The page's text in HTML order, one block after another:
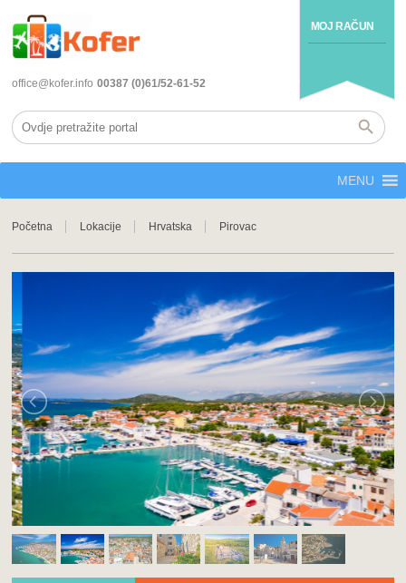
MOJ RAČUN
office@kofer.info 00387 (0)61/52-61-52
MENU
Početna Lokacije Hrvatska Pirovac